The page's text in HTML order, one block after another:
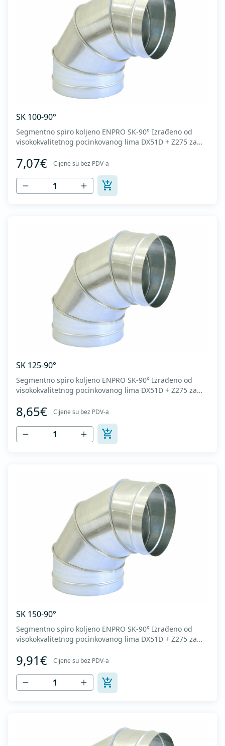
SK 100-90°
Segmentno spiro koljeno ENPRO SK-90° Izrađeno od
visokokvalitetnog pocinkovanog lima DX51D + Z275 za
1506 I MEST EN 12237.
7,07€ Cijene su bez PDV-a
SK 125-90°
Segmentno spiro koljeno ENPRO SK-90° Izrađeno od
visokokvalitetnog pocinkovanog lima DX51D + Z275 za
1506 I MEST EN 12237.
8,65€ Cijene su bez PDV-a
SK 150-90°
Segmentno spiro koljeno ENPRO SK-90° Izrađeno od
visokokvalitetnog pocinkovanog lima DX51D + Z275 za
1506 I MEST EN 12237.
9,91€ Cijene su bez PDV-a